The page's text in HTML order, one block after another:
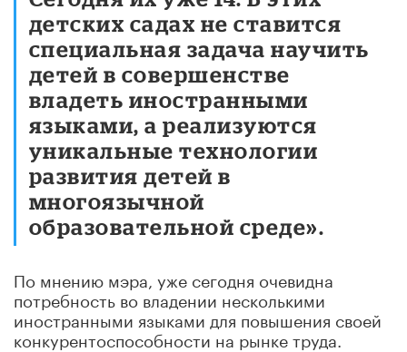
детских садах не ставится
специальная задача научить
детей в совершенстве
владеть иностранными
языками, а реализуются
уникальные технологии
развития детей в
многоязычной
образовательной среде».
По мнению мэра, уже сегодня очевидна
потребность во владении несколькими
иностранными языками для повышения своей
конкурентоспособности на рынке труда.